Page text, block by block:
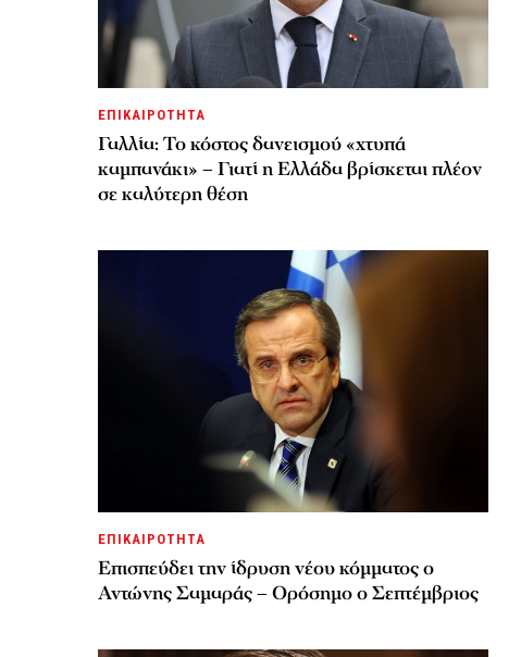
ΕΠΙΚΑΙΡΟΤΗΤΑ
Γαλλία: Το κόστος δανεισμού «χτυπά
καμπανάκι» – Γιατί η Ελλάδα βρίσκεται πλέον
σε καλύτερη θέση
ΕΠΙΚΑΙΡΟΤΗΤΑ
Επισπεύδει την ίδρυση νέου κόμματος o
Αντώνης Σαμαράς – Ορόσημο ο Σεπτέμβριος